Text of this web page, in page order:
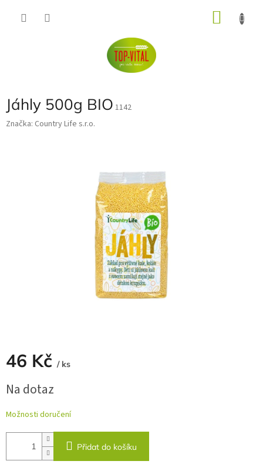
Jáhly 500g BIO 1142
Značka: Country Life s.r.o.
46 Kč / ks
cena:
Na dotaz
Možnosti doručení
Přidat do košíku